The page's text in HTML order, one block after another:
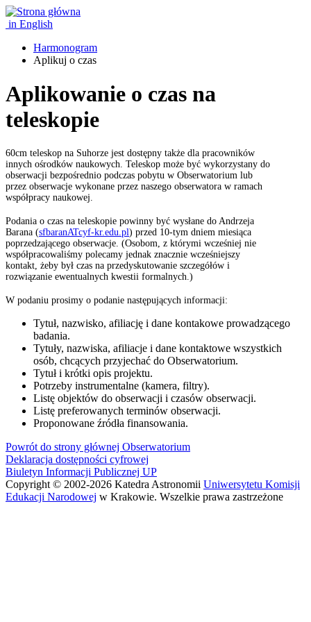
in English
Harmonogram
Aplikuj o czas
Aplikowanie o czas na
teleskopie
60cm teleskop na Suhorze jest dostępny także dla pracowników
innych ośrodków naukowych. Teleskop może być wykorzystany do
obserwacji bezpośrednio podczas pobytu w Obserwatorium lub
przez obserwacje wykonane przez naszego obserwatora w ramach
współpracy naukowej.
Podania o czas na teleskopie powinny być wysłane do Andrzeja
Barana (sfbaranATcyf-kr.edu.pl) przed 10-tym dniem miesiąca
poprzedzającego obserwacje. (Osobom, z którymi wcześniej nie
współpracowaliśmy polecamy jednak znacznie wcześniejszy
kontakt, żeby był czas na przedyskutowanie szczegółów i
rozwiązanie ewentualnych kwestii formalnych.)
W podaniu prosimy o podanie następujących informacji:
Tytuł, nazwisko, afiliację i dane kontakowe prowadzącego
badania.
Tytuły, nazwiska, afiliacje i dane kontaktowe wszystkich
osób, chcących przyjechać do Obserwatorium.
Tytuł i krótki opis projektu.
Potrzeby instrumentalne (kamera, filtry).
Listę objektów do obserwacji i czasów obserwacji.
Listę preferowanych terminów obserwacji.
Proponowane źródła finansowania.
Powrót do strony głównej Obserwatorium
Deklaracja dostępności cyfrowej
Biuletyn Informacji Publicznej UP
Copyright © 2002-2026 Katedra Astronomii Uniwersytetu Komisji
Edukacji Narodowej w Krakowie. Wszelkie prawa zastrzeżone